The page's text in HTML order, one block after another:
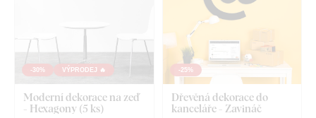
-30% VÝPRODEJ 🔥
Moderní dekorace na zeď
- Hexagony (5 ks)
-25%
Dřevěná dekorace do
kanceláře - Zavináč